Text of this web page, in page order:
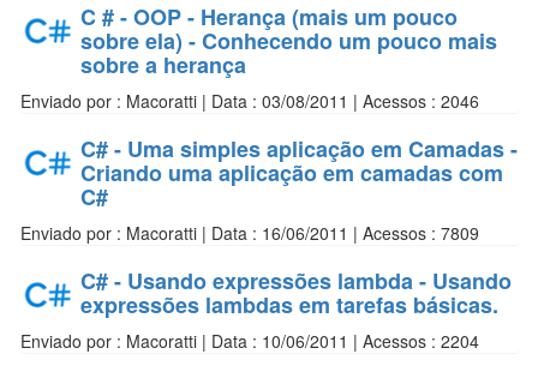
C # - OOP - Herança (mais um pouco
sobre ela) - Conhecendo um pouco mais
sobre a herança
Enviado por : Macoratti | Data : 03/08/2011 | Acessos : 2046
C# - Uma simples aplicação em Camadas -
Criando uma aplicação em camadas com
C#
Enviado por : Macoratti | Data : 16/06/2011 | Acessos : 7809
C# - Usando expressões lambda - Usando
expressões lambdas em tarefas básicas.
Enviado por : Macoratti | Data : 10/06/2011 | Acessos : 2204